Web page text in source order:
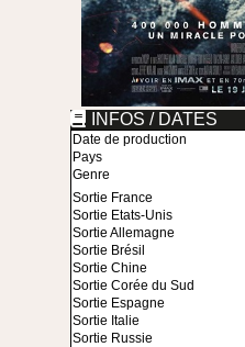
INFOS / DATES
Date de production
Pays
Genre
Sortie France
Sortie Etats-Unis
Sortie Allemagne
Sortie Brésil
Sortie Chine
Sortie Corée du Sud
Sortie Espagne
Sortie Italie
Sortie Russie